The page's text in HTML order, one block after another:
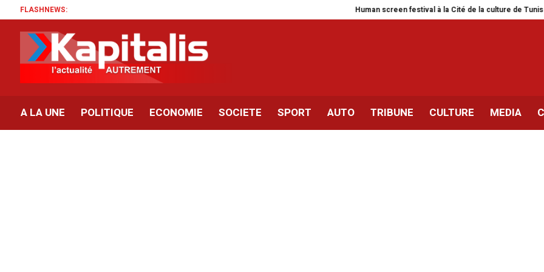
FLASHNEWS: Human screen festival à la Cité de la culture de Tunis Siliana | En
A LA UNE POLITIQUE ECONOMIE SOCIETE SPORT AUTO TRIBUNE CULTURE MEDIA